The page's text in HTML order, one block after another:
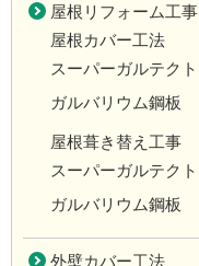
屋根リフォーム工事
屋根カバー工法
スーパーガルテクト
ガルバリウム鋼板
屋根葺き替え工事
スーパーガルテクト
ガルバリウム鋼板
外壁カバー工法